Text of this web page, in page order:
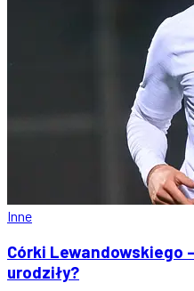
Inne
Córki Lewandowskiego
urodziły?